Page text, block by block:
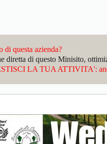
di questa azienda?
diretta di questo Minisito,
LA TUA ATTIVITA':